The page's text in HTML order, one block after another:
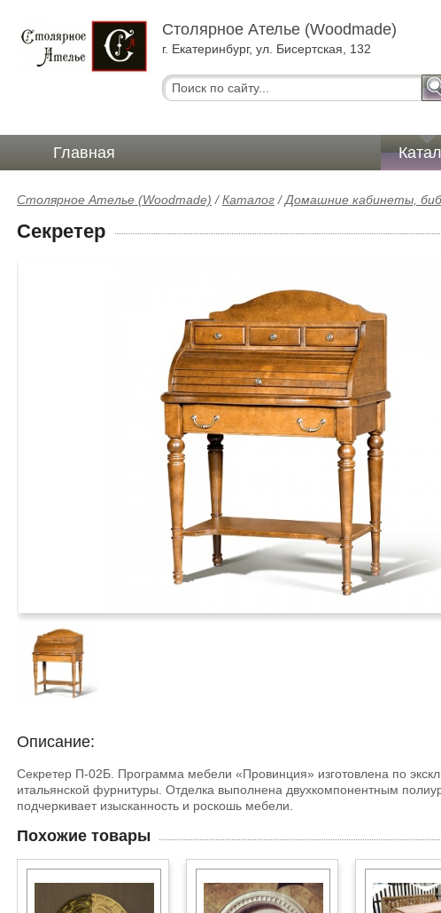
Столярное Ателье (Woodmade)
г. Екатеринбург, ул. Бисертская, 132
Главная
Столярное Ателье (Woodmade) /Каталог /Домашние кабинеты,
Секретер
Описание:
Секретер П-02Б. Программа мебели «Провинция» изготовлена по
итальянской фурнитуры. Отделка выполнена двухкомпонентным
подчеркивает изысканность и роскошь мебели.
Похожие товары